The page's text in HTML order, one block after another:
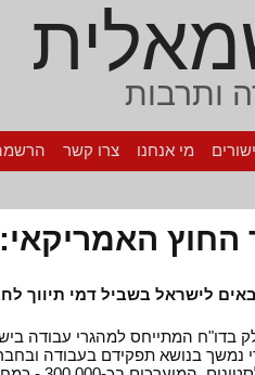
ותרבות
מי אנחנו צרו קשר
האמריקאי:
לישראל בשביל דמי תיווך
נמשך בנושא תפקידם בעבודה